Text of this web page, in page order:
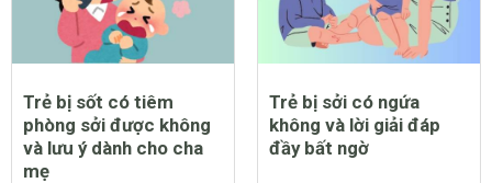
Trẻ bị sốt có tiêm
phòng sởi được không
và lưu ý dành cho cha
mẹ
Trẻ bị sởi có ngứa
không và lời giải đáp
đầy bất ngờ